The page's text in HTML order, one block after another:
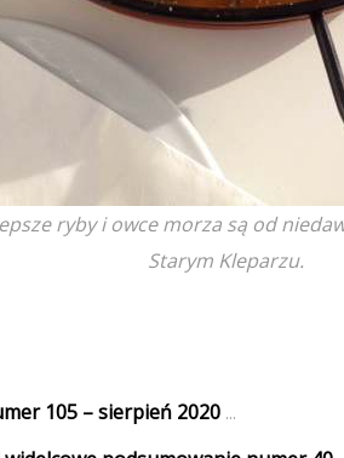
ryby i owce morza są od
Starym Kleparzu.
105 – sierpień 2020 ...